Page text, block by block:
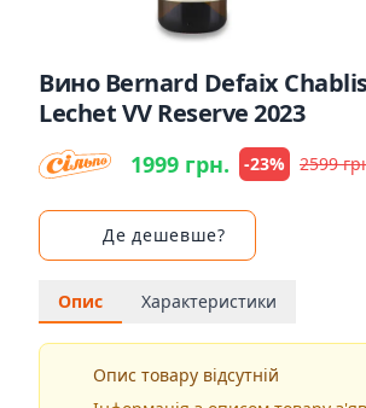
Вино Bernard Defaix
Lechet VV Reserve 2023
1999 грн. -23% 2599
Де дешевше?
Опис Характеристики
Опис товару відсутній